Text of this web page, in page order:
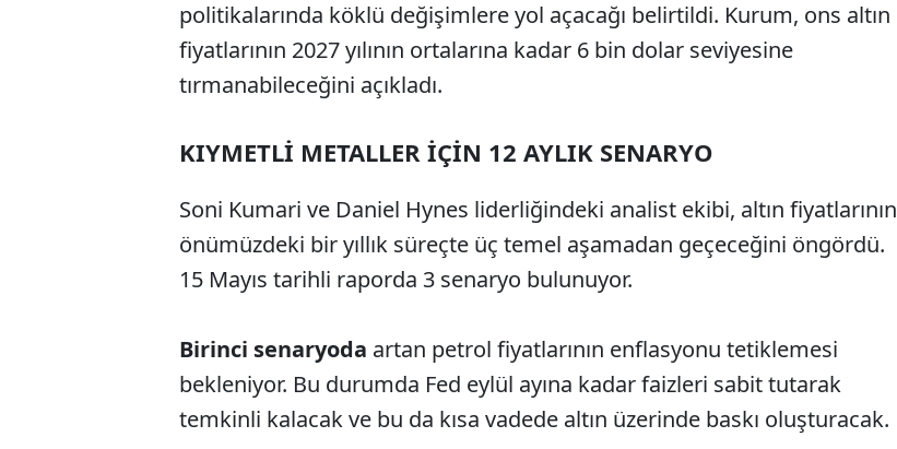
politikalarında köklü değişimlere yol açacağı belirtildi. Kurum, ons altın
fiyatlarının 2027 yılının ortalarına kadar 6 bin dolar seviyesine
tırmanabileceğini açıkladı.
KIYMETLİ METALLER İÇİN 12 AYLIK SENARYO
Soni Kumari ve Daniel Hynes liderliğindeki analist ekibi, altın fiyatlarının
önümüzdeki bir yıllık süreçte üç temel aşamadan geçeceğini öngördü.
15 Mayıs tarihli raporda 3 senaryo bulunuyor.
Birinci senaryoda artan petrol fiyatlarının enflasyonu tetiklemesi
bekleniyor. Bu durumda Fed eylül ayına kadar faizleri sabit tutarak
temkinli kalacak ve bu da kısa vadede altın üzerinde baskı oluşturacak.